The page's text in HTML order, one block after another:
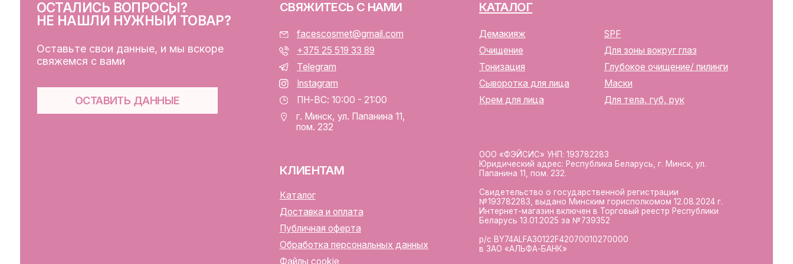
Каталог
Юридический адрес: Республика Беларусь, г. Минск, ул.
Папанина 11, пом. 232.
Свидетельство о государственной регистрации
№193782283, выдано Минским горисполкомом 12.08.2024 г.
Интернет-магазин включен в Торговый реестр Республики
Беларусь 13.01.2025 за №739352
р/с BY74ALFA30122F42070010270000
в ЗАО «АЛЬФА-БАНК»
Доставка и оплата
Публичная оферта
Обработка персональных данных
КЛИЕНТАМ